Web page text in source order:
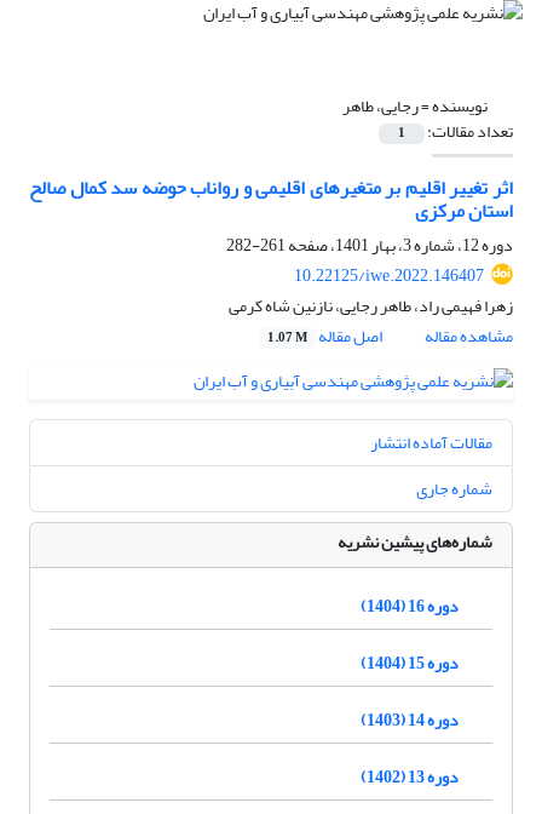
نویسنده =رجایی، طاهر
تعداد مقالات: 1
اثر تغییر اقلیم بر متغیرهای اقلیمی و رواناب حوضه سد کمال صالح
استان مرکزی
دوره 12، شماره 3، بهار 1401، صفحه
261-282
10.22125/iwe.2022.146407
زهرا فهیمی راد، طاهر رجایی، نازنین شاه کرمی
مشاهده مقاله
اصل مقاله 1.07 M
مقالات آماده انتشار
شماره جاری
شماره‌های پیشین نشریه
دوره 16 (1404)
دوره 15 (1404)
دوره 14 (1403)
دوره 13 (1402)